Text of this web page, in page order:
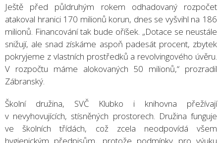
Ještě před půldruhým rokem odhadovaný rozpočet
atakoval hranici 170 milionů korun, dnes se vyšvihl na 186
milionů. Financování tak bude oříšek. „Dotace se neustále
snižují, ale snad získáme aspoň padesát procent, zbytek
pokryjeme z vlastních prostředků a revolvingového úvěru.
V rozpočtu máme alokovaných 50 milionů,“ prozradil
Zábranský.
Školní družina, SVČ Klubko i knihovna přežívají
v nevyhovujících, stísněných prostorech. Družina funguje
ve školních třídách, což zcela neodpovídá všem
hygienickým předpisům, protože podmínky pro výuku